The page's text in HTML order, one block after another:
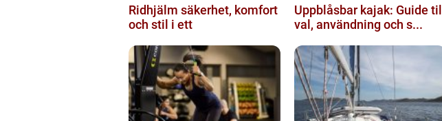
Ridhjälm säkerhet, komfort
och stil i ett
Uppblåsbar kajak: Guide till
val, användning och s...